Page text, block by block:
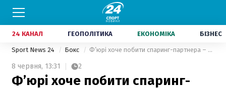
24 КАНАЛ ГЕОПОЛІТИКА ЕКОНОМІКА БІЗНЕС
Sport News 24 Бокс Ф’юрі хоче побити спаринг-партнера – кого обрав у суперники колишній суперник Усика
8 червня, 13:31 2
Ф’юрі хоче побити спаринг-